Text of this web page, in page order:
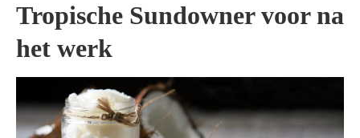
Tropische Sundowner voor na
het werk